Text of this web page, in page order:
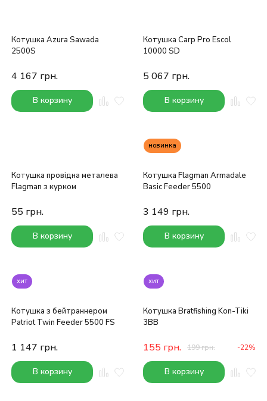
Котушка Azura Sawada
2500S
4 167 грн.
В корзину
Котушка Carp Pro Escol
10000 SD
5 067 грн.
В корзину
Котушка провідна металева
Flagman з курком
55 грн.
В корзину
новинка
Котушка Flagman Armadale
Basic Feeder 5500
3 149 грн.
В корзину
хит
Котушка з бейтраннером
Patriot Twin Feeder 5500 FS
1 147 грн.
В корзину
хит
Котушка Bratfishing Kon-Tiki
3BB
155 грн. 199грн. -22%
В корзину